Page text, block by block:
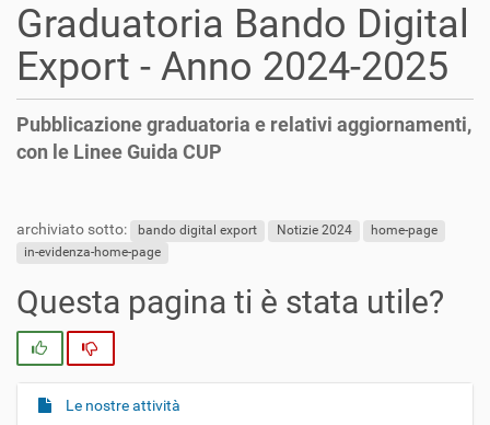
Graduatoria Bando Digital
Export - Anno 2024-2025
Pubblicazione graduatoria e relativi aggiornamenti,
con le Linee Guida CUP
archiviato sotto: bando digital export Notizie 2024
home-page
in-evidenza-home-page
Questa pagina ti è stata utile?
N
Le nostre attività